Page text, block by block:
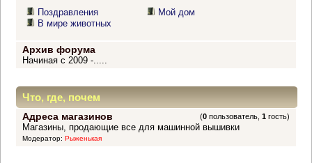
Поздравления
В мире животных
Мой дом
Архив форума
Начиная с 2009 -.....
Что, где, почем
Адреса магазинов (0 пользователь,1 гость)
Магазины, продающие все для машинной вышивки
Модератор: Рыженькая